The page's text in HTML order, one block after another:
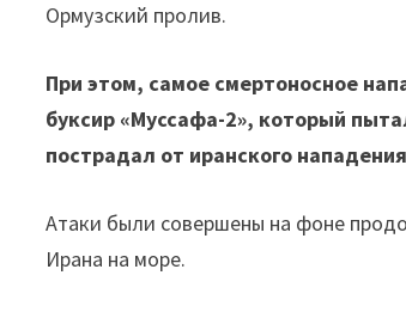
Ормузский пролив.
При этом, самое смертоносное
буксир «Муссафа-2», который
пострадал от иранского
Атаки были совершены на фоне
Ирана на море.